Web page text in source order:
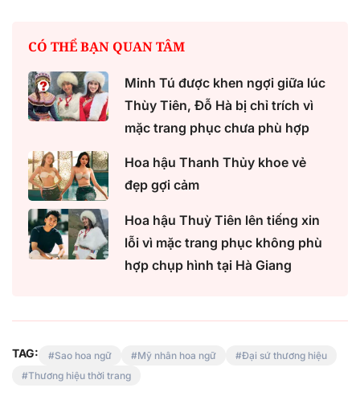
CÓ THỂ BẠN QUAN TÂM
Minh Tú được khen ngợi giữa lúc
Thùy Tiên, Đỗ Hà bị chỉ trích vì
mặc trang phục chưa phù hợp
Hoa hậu Thanh Thủy khoe vẻ
đẹp gợi cảm
Hoa hậu Thuỳ Tiên lên tiếng xin
lỗi vì mặc trang phục không phù
hợp chụp hình tại Hà Giang
TAG: Sao hoa ngữ Mỹ nhân hoa ngữ
Đại sứ thương hiệu
Thương hiệu thời trang